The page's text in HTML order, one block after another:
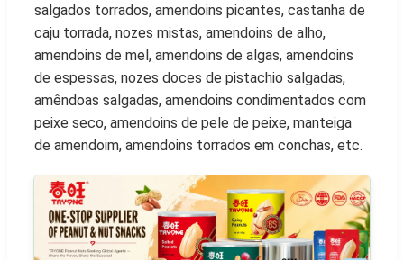
salgados torrados, amendoins picantes, castanha de
caju torrada, nozes mistas, amendoins de alho,
amendoins de mel, amendoins de algas, amendoins
de espessas, nozes doces de pistachio salgadas,
amêndoas salgadas, amendoins condimentados com
peixe seco, amendoins de pele de peixe, manteiga
de amendoim, amendoins torrados em conchas, etc.